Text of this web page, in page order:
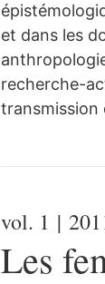
et dans les
recherche-
transmission
vol. 1 |
Les